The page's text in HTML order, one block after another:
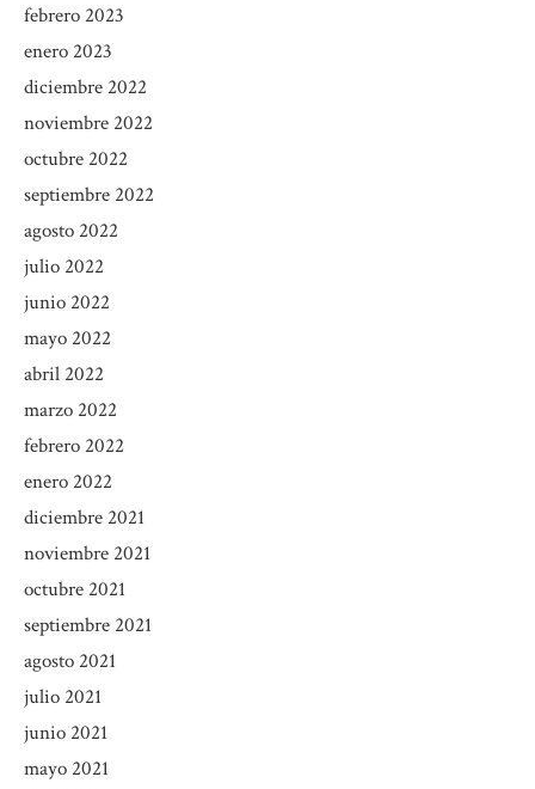
febrero 2023
enero 2023
diciembre 2022
noviembre 2022
octubre 2022
septiembre 2022
agosto 2022
julio 2022
junio 2022
mayo 2022
abril 2022
marzo 2022
febrero 2022
enero 2022
diciembre 2021
noviembre 2021
octubre 2021
septiembre 2021
agosto 2021
julio 2021
junio 2021
mayo 2021